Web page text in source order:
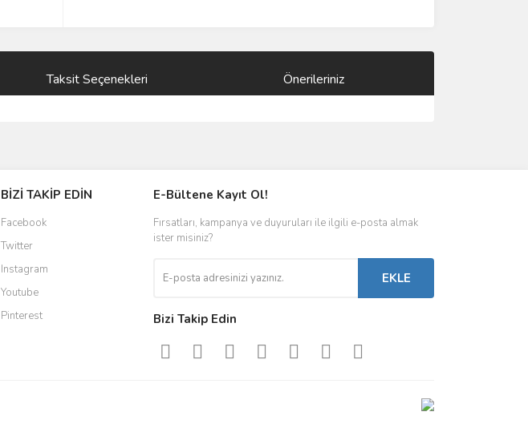
Taksit Seçenekleri Önerileriniz
BİZİ TAKİP EDİN
Facebook
Twitter
Instagram
Youtube
Pinterest
E-Bültene Kayıt Ol!
Fırsatları, kampanya ve duyuruları ile ilgili e-posta almak
ister misiniz?
EKLE
Bizi Takip Edin